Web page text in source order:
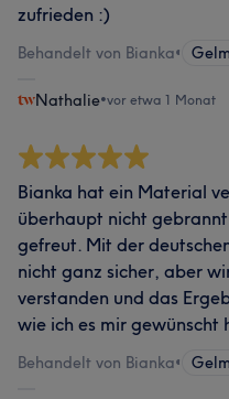
zufrieden :)
Behandelt von Bianka•
Nathalie•vor etwa 1 Monat
Bianka hat ein Material
überhaupt nicht
gefreut. Mit der
nicht ganz sicher, aber
verstanden und das
wie ich es mir gewünscht
Behandelt von Bianka•